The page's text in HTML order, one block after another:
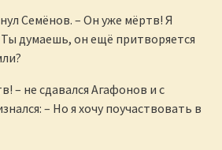
Семёнов. – Он уже мёртв! Я
думаешь, он ещё притворяется
– не сдавался Агафонов и с
– Но я хочу поучаствовать в